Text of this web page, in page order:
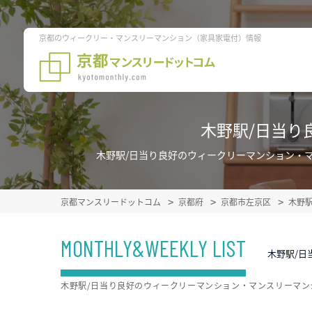
京都のウィークリー・マンスリーマンション（家具家電付）情報
木野駅/日当り
木野駅/日当り良好のウィークリーマンション・
京都マンスリードットコム 京都府 京都市左京区 木野
MONTHLY&WEEKLY LIST 木野駅/日
木野駅/日当り良好のウィークリーマンション・マンスリーマ